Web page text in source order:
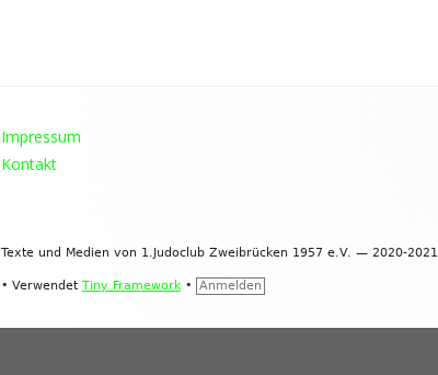
Inhalt
Impressum
Kontakt
Texte und Medien von 1.Judoclub Zweibrücken 1957 e.V. — 2020-2021
• Verwendet Tiny Framework • Anmelden